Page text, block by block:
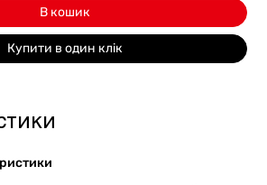
В кошик
Купити в один клік